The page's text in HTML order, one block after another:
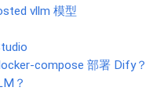
vllm 模型
compose 部署 Dify？
？